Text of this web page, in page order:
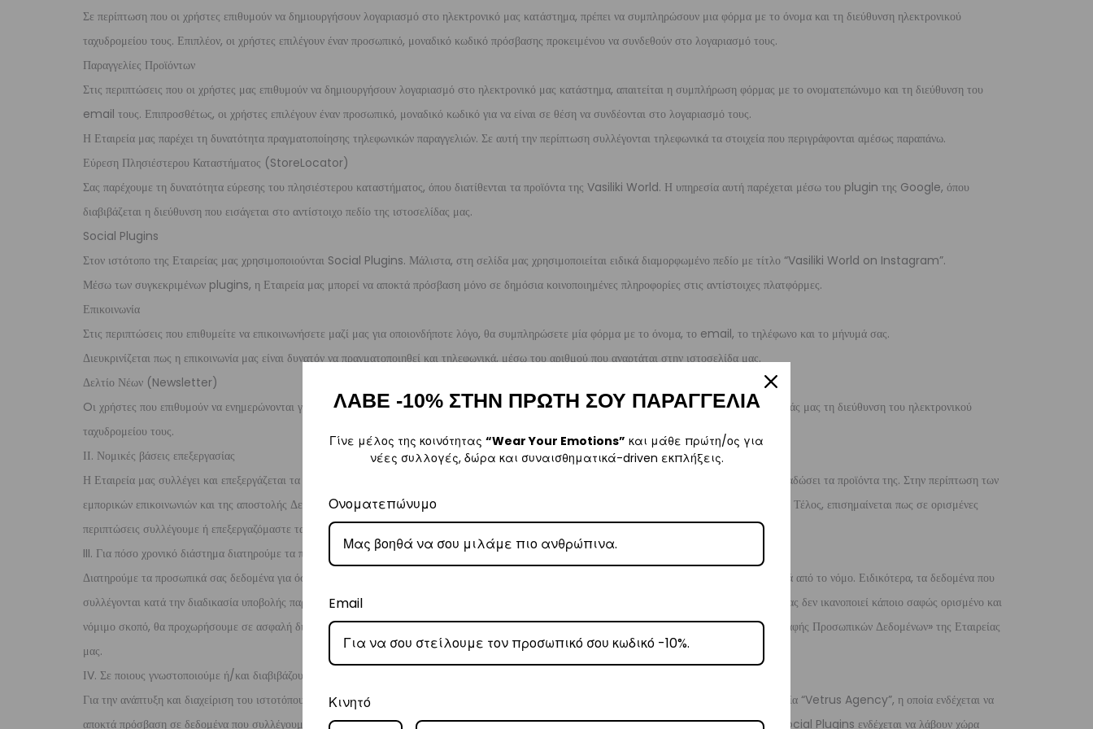
Σε περίπτωση που οι χρήστες επιθυμούν να δημιουργήσουν λογαριασμό στο ηλεκτρονικό μας κατάστημα, πρέπει να συμπληρώσουν μια φόρμα με το όνομα και τη διεύθυνση ηλεκτρονικού
ταχυδρομείου τους. Επιπλέον, οι χρήστες επιλέγουν έναν προσωπικό, μοναδικό κωδικό πρόσβασης προκειμένου να συνδεθούν στο λογαριασμό τους.
Παραγγελίες Προϊόντων
Στις περιπτώσεις που οι χρήστες μας επιθυμούν να δημιουργήσουν λογαριασμό στο ηλεκτρονικό μας κατάστημα, απαιτείται η συμπλήρωση φόρμας με το ονοματεπώνυμο και τη διεύθυνση του
email τους. Επιπροσθέτως, οι χρήστες επιλέγουν έναν προσωπικό, μοναδικό κωδικό για να είναι σε θέση να συνδέονται στο λογαριασμό τους.
Η Εταιρεία μας παρέχει τη δυνατότητα πραγματοποίησης τηλεφωνικών παραγγελιών. Σε αυτή την περίπτωση συλλέγονται τηλεφωνικά τα στοιχεία που περιγράφονται αμέσως παραπάνω.
Εύρεση Πλησιέστερου Καταστήματος (StoreLocator)
Σας παρέχουμε τη δυνατότητα εύρεσης του πλησιέστερου καταστήματος, όπου διατίθενται τα προϊόντα της Vasiliki World. Η υπηρεσία αυτή παρέχεται μέσω του plugin της Google, όπου
διαβιβάζεται η διεύθυνση που εισάγεται στο αντίστοιχο πεδίο της ιστοσελίδας μας.
Social Plugins
Στον ιστότοπο της Εταιρείας μας χρησιμοποιούνται Social Plugins. Μάλιστα, στη σελίδα μας χρησιμοποιείται ειδικά διαμορφωμένο πεδίο με τίτλο “Vasiliki World on Instagram”.
Μέσω των συγκεκριμένων plugins, η Εταιρεία μας μπορεί να αποκτά πρόσβαση μόνο σε δημόσια κοινοποιημένες πληροφορίες στις αντίστοιχες πλατφόρμες.
Επικοινωνία
Στις περιπτώσεις που επιθυμείτε να επικοινωνήσετε μαζί μας για οποιονδήποτε λόγο, θα συμπληρώσετε μία φόρμα με το όνομα, το email, το τηλέφωνο και το μήνυμά σας.
Διευκρινίζεται πως η επικοινωνία μας είναι δυνατόν να πραγματοποιηθεί και τηλεφωνικά, μέσω του αριθμού που αναρτάται στην ιστοσελίδα μας.
Δελτίο Νέων (Newsletter)
Oι χρήστες που επιθυμούν να ενημερώνονται για τα νέα και τις προσφορές της Εταιρείας μας, μπορούν να εγγράφονται στο newsletter μας παρέχοντάς μας τη διεύθυνση του ηλεκτρονικού
ταχυδρομείου τους.
ΙΙ. Νομικές βάσεις επεξεργασίας
Η Εταιρεία μας συλλέγει και επεξεργάζεται τα δεδομένα σας για να εκπληρώσει τη μεταξύ μας συμβατική σχέση, δηλαδή να είσαι σε θέση να σας παραδώσει τα προϊόντα της. Στην περίπτωση των
εμπορικών επικοινωνιών και της αποστολής Δελτίου Νέων (Newsletter), η νομική βάση των διενεργούμενων επεξεργασιών είναι η συγκατάθεσή σας. Τέλος, επισημαίνεται πως σε ορισμένες
περιπτώσεις συλλέγουμε ή επεξεργαζόμαστε τα προσωπικά δεδομένα σας αποκρινόμενοι σε αντίστοιχη εκ του νόμου υποχρέωση μας.
III. Για πόσο χρονικό διάστημα διατηρούμε τα προσωπικά δεδομένα σας
Διατηρούμε τα προσωπικά σας δεδομένα για όσο διάστημα απαιτείται βάσει του σκοπού για τον οποίον έχουν συλλεγεί, εκτός εάν ορίζεται διαφορετικά από το νόμο. Ειδικότερα, τα δεδομένα που
συλλέγονται κατά την διαδικασία υποβολής παραγγελίας τηρούνται για τρία (3) χρόνια για στατιστικούς σκοπούς. Εφόσον η τήρηση των δεδομένων σας δεν ικανοποιεί κάποιο σαφώς ορισμένο και
νόμιμο σκοπό, θα προχωρήσουμε σε ασφαλή διαγραφή ή/και καταστροφή των προσωπικών δεδομένων σας με βάση την «Πολιτική Τήρησης και Διαγραφής Προσωπικών Δεδομένων» της Εταιρείας
μας.
ΙV. Σε ποιους γνωστοποιούμε ή/και διαβιβάζουμε τα προσωπικά σας δεδομένα
Για την ανάπτυξη και διαχείριση του ιστοτόπου μας, καθώς και για την πραγματοποίηση των προωθητικών μας ενεργειών συνεργαζόμαστε με την εταιρία “Vetrus Agency”, η οποία ενδέχεται να
αποκτά πρόσβαση σε δεδομένα που συλλέγουμε για εσάς κατά την πλοήγηση σας και χρήση της ιστοσελίδας μας. Επιπλέον, πως κατά τη χρήση των Social Plugins ενδέχεται να λάβουν χώρα
ΛΑΒΕ -10% ΣΤΗΝ ΠΡΩΤΗ ΣΟΥ ΠΑΡΑΓΓΕΛΙΑ
Γίνε μέλος της κοινότητας “Wear Your Emotions” και μάθε πρώτη/ος για
νέες συλλογές, δώρα και συναισθηματικά-driven εκπλήξεις.
Ονοματεπώνυμο
Email
Κινητό